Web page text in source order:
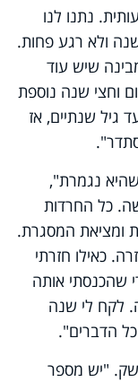
נתנו לנו
ולא רגע פחות.
שיש עוד
וחצי שנה נוספת
גיל שנתיים, אז
נגמרת",
כל החרדות
ומציאת המסגרת.
כאילו חזרתי
שהכנסתי אותה
לקח לי שנה
הדברים".
"יש מספר